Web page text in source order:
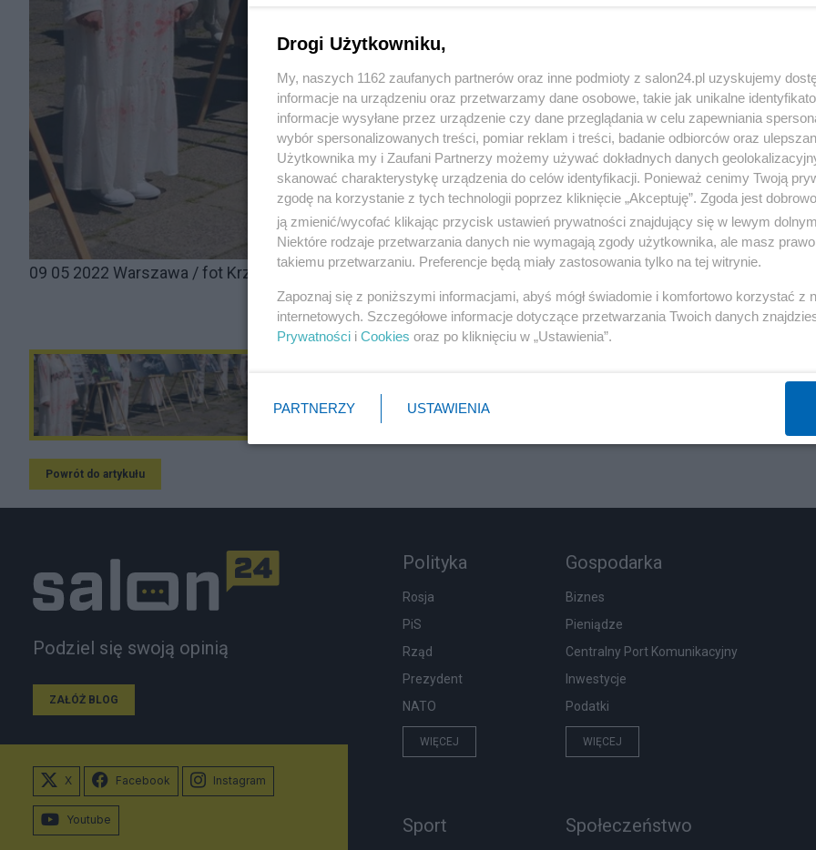
09 05 2022 Warszawa / fot Krzysztof Hoffmann / YanH.pl
1 z 3
Powrót do artykułu
Podziel się swoją opinią
ZAŁÓŻ BLOG
Polityka
Rosja
PiS
Rząd
Prezydent
NATO
WIĘCEJ
Gospodarka
Biznes
Pieniądze
Centralny Port Komunikacyjny
Inwestycje
Podatki
WIĘCEJ
Sport Społeczeństwo
X Facebook Instagram
Youtube
Drogi Użytkowniku,
My, naszych 1162 zaufanych partnerów oraz inne podmioty z salon24.pl uzyskujemy
informacje na urządzeniu oraz przetwarzamy dane osobowe, takie jak unikalne
informacje wysyłane przez urządzenie czy dane przeglądania w celu zapewniania
wybór spersonalizowanych treści, pomiar reklam i treści, badanie odbiorców oraz
Użytkownika my i Zaufani Partnerzy możemy używać dokładnych danych
skanować charakterystykę urządzenia do celów identyfikacji. Ponieważ cenimy Twoją
zgodę na korzystanie z tych technologii poprzez kliknięcie „Akceptuję”. Zgoda jest
ją zmienić/wycofać klikając przycisk ustawień prywatności znajdujący się w lewym
Niektóre rodzaje przetwarzania danych nie wymagają zgody użytkownika, ale masz
takiemu przetwarzaniu. Preferencje będą miały zastosowania tylko na tej witrynie.
Zapoznaj się z poniższymi informacjami, abyś mógł świadomie i komfortowo korzystać z
internetowych. Szczegółowe informacje dotyczące przetwarzania Twoich danych
Prywatności i Cookies oraz po kliknięciu w „Ustawienia”.
PARTNERZY USTAWIENIA